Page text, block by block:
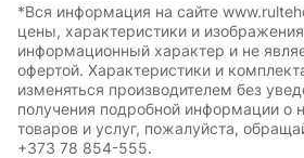
*Вся информация на сайте
цены, характеристики и
информационный характер и не
офертой. Характеристики и
изменяться производителем без
получения подробной информации о
товаров и услуг, пожалуйста,
+373 78 854-555.